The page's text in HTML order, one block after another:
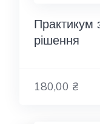
Практикум
рішення
180,00 ₴